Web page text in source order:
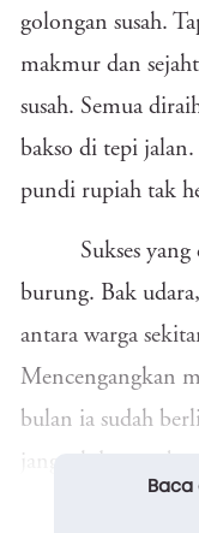
golongan susah.
makmur dan
susah. Semua
bakso di tepi
pundi rupiah tak
Sukses yang
burung. Bak
antara warga
Mencengangkan
bulan ia sudah
janggal dengan
bakso Sadikin.